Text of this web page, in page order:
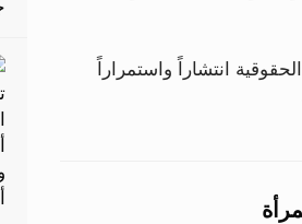
انتشاراً واستمراراً